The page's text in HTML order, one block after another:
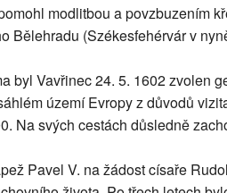
modlitbou a povzbuzením
Bělehradu (Székesfehérvár v
byl Vavřinec 24. 5. 1602 zvolen
území Evropy z důvodů
Na svých cestách důsledně
Pavel V. na žádost císaře